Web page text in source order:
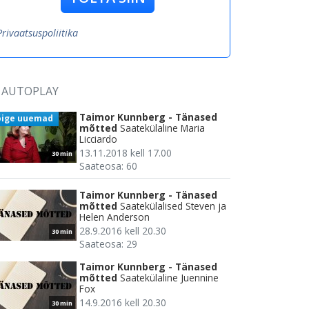
AUTOPLAY
30 min
uuemad
Taimor Kunnberg - Tänased
mõtted Saatekülaline Maria
Licciardo
13.11.2018 kell 17.00
Saateosa: 60
30 min
Taimor Kunnberg - Tänased
mõtted Saatekülalised Steven ja
Helen Anderson
28.9.2016 kell 20.30
Saateosa: 29
30 min
Taimor Kunnberg - Tänased
mõtted Saatekülaline Juennine
Fox
14.9.2016 kell 20.30